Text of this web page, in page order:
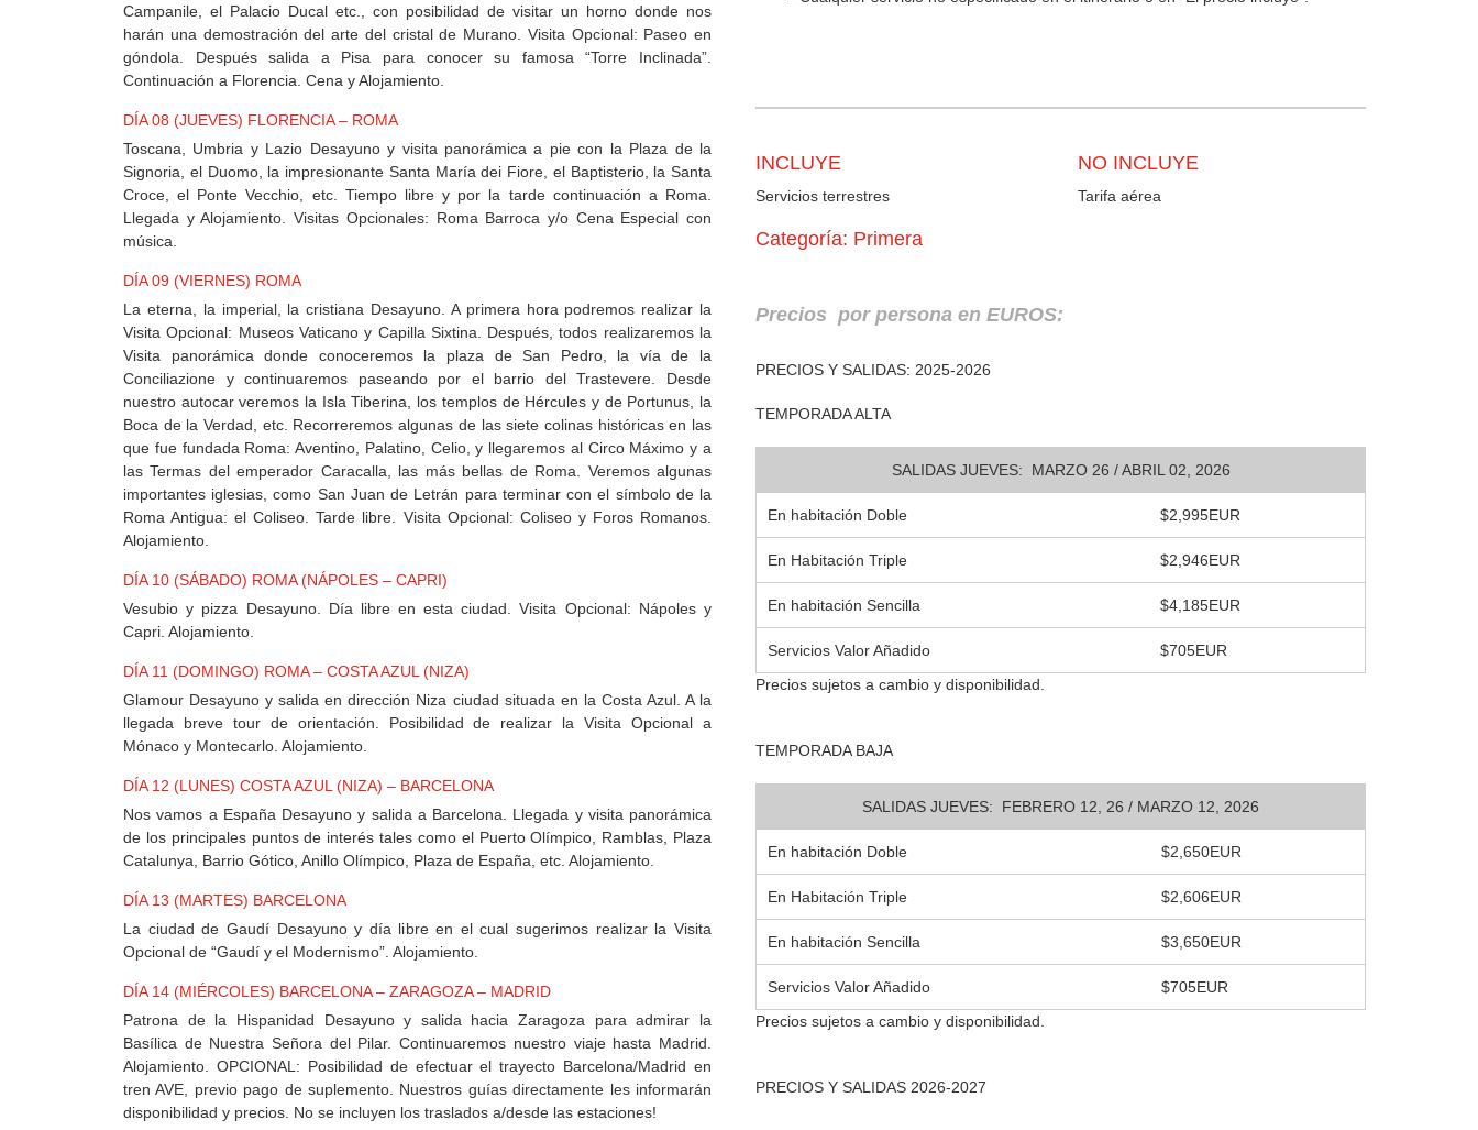
Campanile, el Palacio Ducal etc., con posibilidad de visitar un horno donde nos
harán una demostración del arte del cristal de Murano. Visita Opcional: Paseo en
góndola. Después salida a Pisa para conocer su famosa “Torre Inclinada”.
Continuación a Florencia. Cena y Alojamiento.
DÍA 08 (JUEVES) FLORENCIA – ROMA
Toscana, Umbria y Lazio Desayuno y visita panorámica a pie con la Plaza de la
Signoria, el Duomo, la impresionante Santa María dei Fiore, el Baptisterio, la Santa
Croce, el Ponte Vecchio, etc. Tiempo libre y por la tarde continuación a Roma.
Llegada y Alojamiento. Visitas Opcionales: Roma Barroca y/o Cena Especial con
música.
DÍA 09 (VIERNES) ROMA
La eterna, la imperial, la cristiana Desayuno. A primera hora podremos realizar la
Visita Opcional: Museos Vaticano y Capilla Sixtina. Después, todos realizaremos la
Visita panorámica donde conoceremos la plaza de San Pedro, la vía de la
Conciliazione y continuaremos paseando por el barrio del Trastevere. Desde
nuestro autocar veremos la Isla Tiberina, los templos de Hércules y de Portunus, la
Boca de la Verdad, etc. Recorreremos algunas de las siete colinas históricas en las
que fue fundada Roma: Aventino, Palatino, Celio, y llegaremos al Circo Máximo y a
las Termas del emperador Caracalla, las más bellas de Roma. Veremos algunas
importantes iglesias, como San Juan de Letrán para terminar con el símbolo de la
Roma Antigua: el Coliseo. Tarde libre. Visita Opcional: Coliseo y Foros Romanos.
Alojamiento.
DÍA 10 (SÁBADO) ROMA (NÁPOLES – CAPRI)
Vesubio y pizza Desayuno. Día libre en esta ciudad. Visita Opcional: Nápoles y
Capri. Alojamiento.
DÍA 11 (DOMINGO) ROMA – COSTA AZUL (NIZA)
Glamour Desayuno y salida en dirección Niza ciudad situada en la Costa Azul. A la
llegada breve tour de orientación. Posibilidad de realizar la Visita Opcional a
Mónaco y Montecarlo. Alojamiento.
DÍA 12 (LUNES) COSTA AZUL (NIZA) – BARCELONA
Nos vamos a España Desayuno y salida a Barcelona. Llegada y visita panorámica
de los principales puntos de interés tales como el Puerto Olímpico, Ramblas, Plaza
Catalunya, Barrio Gótico, Anillo Olímpico, Plaza de España, etc. Alojamiento.
DÍA 13 (MARTES) BARCELONA
La ciudad de Gaudí Desayuno y día libre en el cual sugerimos realizar la Visita
Opcional de “Gaudí y el Modernismo”. Alojamiento.
DÍA 14 (MIÉRCOLES) BARCELONA – ZARAGOZA – MADRID
Patrona de la Hispanidad Desayuno y salida hacia Zaragoza para admirar la
Basílica de Nuestra Señora del Pilar. Continuaremos nuestro viaje hasta Madrid.
Alojamiento. OPCIONAL: Posibilidad de efectuar el trayecto Barcelona/Madrid en
tren AVE, previo pago de suplemento. Nuestros guías directamente les informarán
disponibilidad y precios. No se incluyen los traslados a/desde las estaciones!
INCLUYE
Servicios terrestres
NO INCLUYE
Tarifa aérea
Categoría: Primera
Precios por persona en EUROS:
PRECIOS Y SALIDAS: 2025-2026
TEMPORADA ALTA
SALIDAS JUEVES: MARZO 26 / ABRIL 02, 2026
En habitación Doble $2,995EUR
En Habitación Triple $2,946EUR
En habitación Sencilla $4,185EUR
Servicios Valor Añadido
$705EUR
Precios sujetos a cambio y disponibilidad.
TEMPORADA BAJA
SALIDAS JUEVES: FEBRERO 12, 26 / MARZO 12, 2026
En habitación Doble $2,650EUR
En Habitación Triple $2,606EUR
En habitación Sencilla $3,650EUR
Servicios Valor Añadido
$705EUR
Precios sujetos a cambio y disponibilidad.
PRECIOS Y SALIDAS 2026-2027